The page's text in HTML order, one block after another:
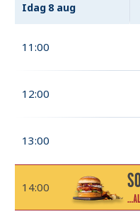
Idag 8 aug
11:00
12:00
13:00
14:00